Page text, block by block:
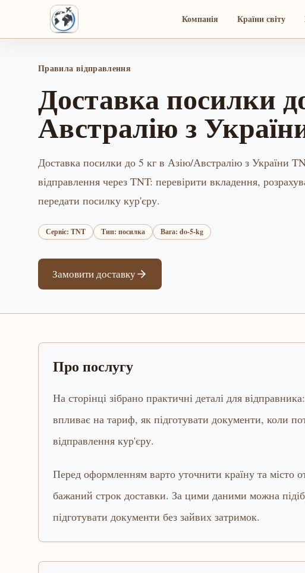
Компанія Країни світу
Правила відправлення
Доставка посилки
Австралію з
Доставка посилки до 5 кг в Азію/Австралію з України
відправлення через TNT: перевірити вкладення,
передати посилку кур'єру.
Сервіс: TNT Тип: посилка Вага: do-5-kg
Замовити доставку
Про послугу
На сторінці зібрано практичні деталі для
впливає на тариф, як підготувати документи, коли
відправлення кур'єру.
Перед оформленням варто уточнити країну та місто
бажаний строк доставки. За цими даними можна
підготувати документи без зайвих затримок.